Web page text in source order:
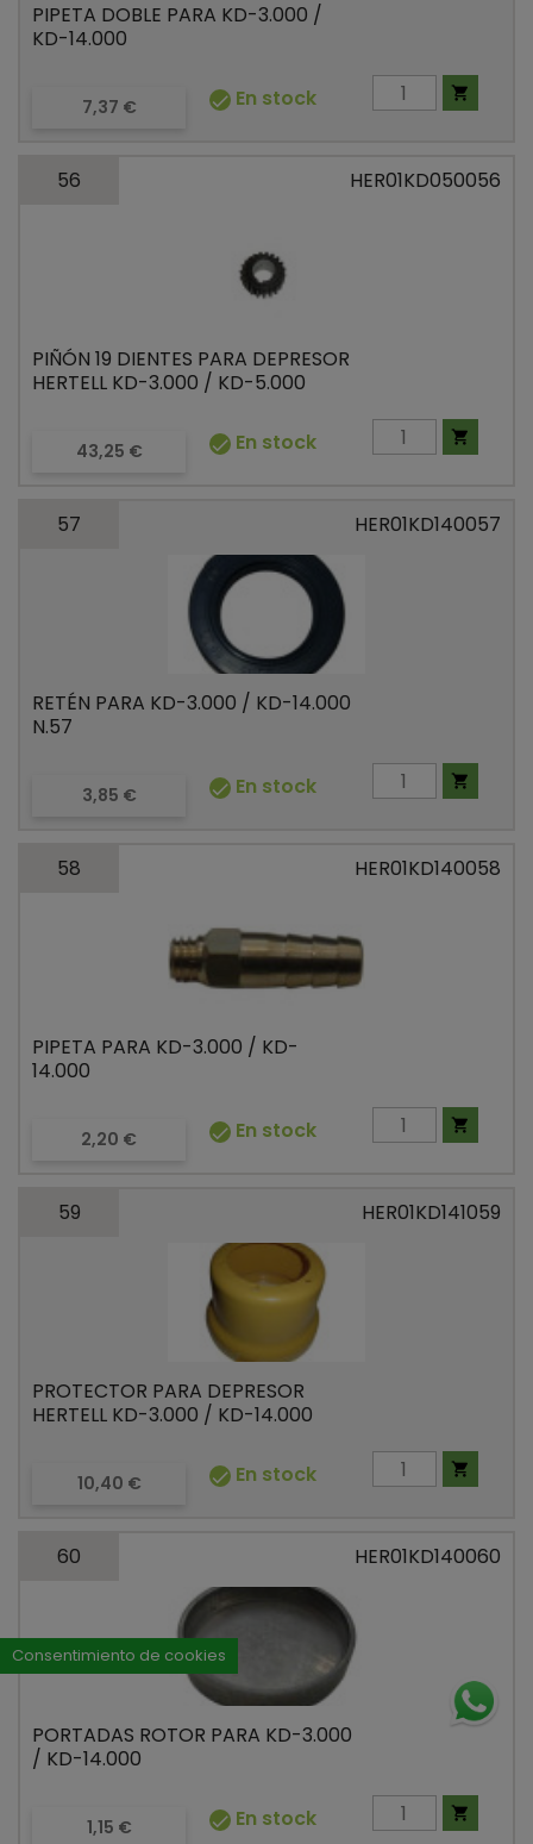
PIPETA DOBLE PARA KD-3.000 /
KD-14.000
Precio
7,37 €  En stock 
56 HER01KD050056
PIÑÓN 19 DIENTES PARA DEPRESOR
HERTELL KD-3.000 / KD-5.000
Precio
43,25 €  En stock 
57 HER01KD140057
RETÉN PARA KD-3.000 / KD-14.000
N.57
Precio
3,85 €  En stock 
58 HER01KD140058
PIPETA PARA KD-3.000 / KD-
14.000
Precio
2,20 €  En stock 
59 HER01KD141059
PROTECTOR PARA DEPRESOR
HERTELL KD-3.000 / KD-14.000
Precio
10,40 €  En stock 
60 HER01KD140060
PORTADAS ROTOR PARA KD-3.000
/ KD-14.000
Precio
1,15 €  En stock 
Consentimiento de cookies